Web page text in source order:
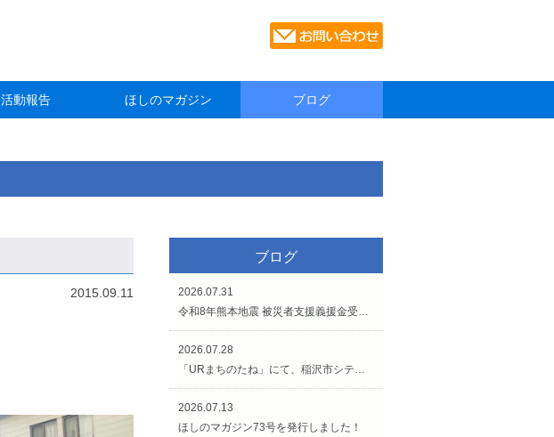
活動報告 ほしのマガジン ブログ
2015.09.11
ブログ
2026.07.31
令和8年熊本地震 被災者支援義援金受付のお知らせです。
2026.07.28
「URまちのたね」にて、稲沢市シティプロモーションイベントが開催されています（7/27〜8/2）
2026.07.13
ほしのマガジン73号を発行しました！